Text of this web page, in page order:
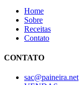
Home
Sobre
Receitas
Contato
CONTATO
sac@paineira.net